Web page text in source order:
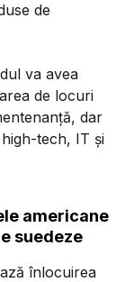
de
va avea
de locuri
dar
tech, IT și
americane
suedeze
înlocuirea